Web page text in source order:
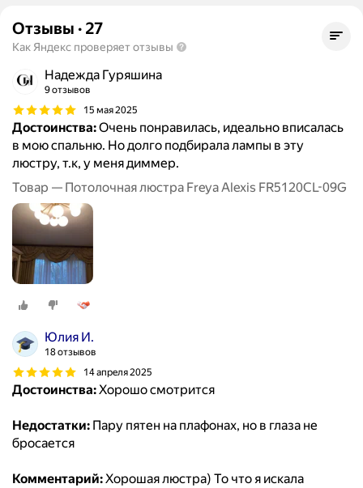
Отзывы · 27
Как Яндекс проверяет отзывы
Надежда Гуряшина
9 отзывов
15 мая 2025
Достоинства:Очень понравилась, идеально вписалась
в мою спальню. Но долго подбирала лампы в эту
люстру, т.к, у меня диммер.
Товар — Потолочная люстра Freya Alexis FR5120CL-09G
Юлия И.
18 отзывов
14 апреля 2025
Достоинства:Хорошо смотрится
Недостатки: Пару пятен на плафонах, но в глаза не
бросается
Комментарий:Хорошая люстра) То что я искала